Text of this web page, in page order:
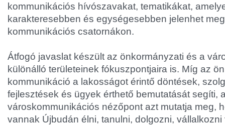
kommunikációs hívószavakat, tematikákat,
karakteresebben és egységesebben jelenhet
kommunikációs csatornákon.
Átfogó javaslat készült az önkormányzati és a
különálló területeinek fókuszpontjaira is. Míg az
kommunikáció a lakosságot érintő döntések,
fejlesztések és ügyek érthető bemutatását segíti,
városkommunikációs nézőpont azt mutatja meg,
vannak Újbudán élni, tanulni, dolgozni,